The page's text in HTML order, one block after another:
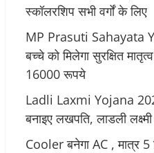
स्‍कॉलरशिप सभी वर्गों के लिए
MP Prasuti Sahayata
बच्चे को मिलेगा सुरक्षित
16000 रूपये
Ladli Laxmi Yojana
बनाइए लखपति, लाडली
Cooler बनेगा AC , मात्र